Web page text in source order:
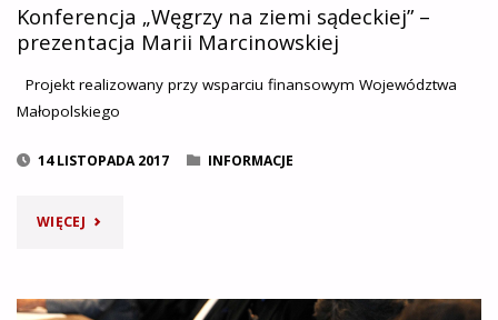
Konferencja „Węgrzy na ziemi sądeckiej” –
prezentacja Marii Marcinowskiej
Projekt realizowany przy wsparciu finansowym Województwa
Małopolskiego
14 LISTOPADA 2017 INFORMACJE
WIĘCEJ"KONFERENCJA
NA